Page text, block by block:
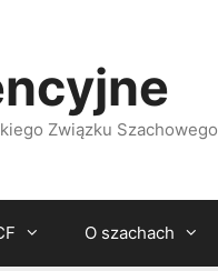
Związku Szachowego
O szachach